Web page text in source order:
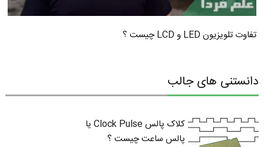
تفاوت تلویزیون LED و LCD چیست ؟
دانستنی های جالب
کلاک پالس Clock Pulse یا
پالس ساعت چیست ؟